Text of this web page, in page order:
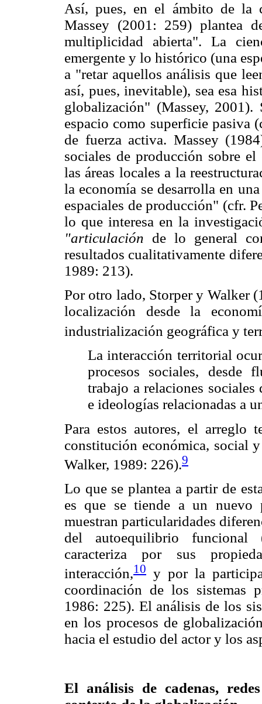
Así, pues, en el ámbito de la
Massey (2001: 259) plantea
multiplicidad abierta". La
emergente y lo histórico (una
a "retar aquellos análisis que
así, pues, inevitable), sea esa
globalización" (Massey, 2001).
espacio como superficie pasiva
de fuerza activa. Massey
sociales de producción sobre el
las áreas locales a la
la economía se desarrolla en
espaciales de producción" (cfr.
lo que interesa en la
"articulación de lo general
resultados cualitativamente
1989: 213).
Por otro lado, Storper y Walker
localización desde la
industrialización geográfica y
La interacción territorial
procesos sociales, desde
trabajo a relaciones
e ideologías relacionadas a
Para estos autores, el arreglo
constitución económica, social
Walker, 1989: 226).9
Lo que se plantea a partir de
es que se tiende a un nuevo
muestran particularidades
del autoequilibrio funcional
caracteriza por sus
interacción,10 y por la
coordinación de los sistemas
1986: 225). El análisis de los
en los procesos de
hacia el estudio del actor y los
El análisis de cadenas,